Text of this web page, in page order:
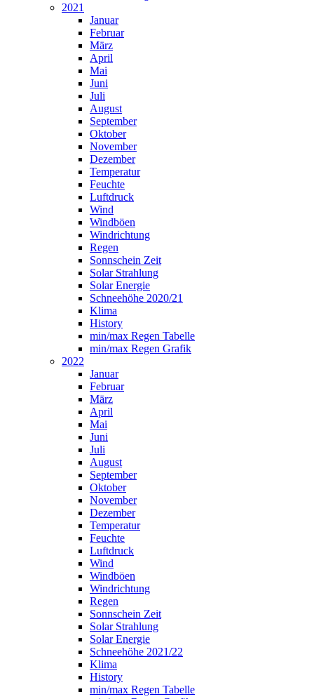
2021
Januar
Februar
März
April
Mai
Juni
Juli
August
September
Oktober
November
Dezember
Temperatur
Feuchte
Luftdruck
Wind
Windböen
Windrichtung
Regen
Sonnschein Zeit
Solar Strahlung
Solar Energie
Schneehöhe 2020/21
Klima
History
min/max Regen Tabelle
min/max Regen Grafik
2022
Januar
Februar
März
April
Mai
Juni
Juli
August
September
Oktober
November
Dezember
Temperatur
Feuchte
Luftdruck
Wind
Windböen
Windrichtung
Regen
Sonnschein Zeit
Solar Strahlung
Solar Energie
Schneehöhe 2021/22
Klima
History
min/max Regen Tabelle